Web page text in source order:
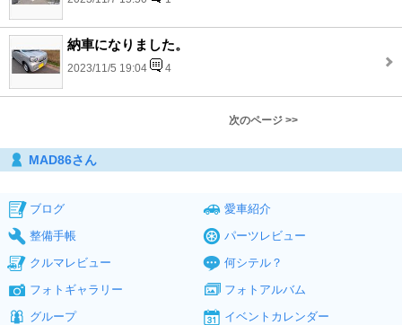
納車になりました。
2023/11/5 19:04 4
次のページ >>
MAD86さん
ブログ
愛車紹介
整備手帳
パーツレビュー
クルマレビュー
何シテル？
フォトギャラリー
フォトアルバム
グループ
イベントカレンダー